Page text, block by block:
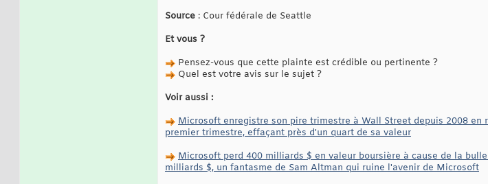
Source : Cour fédérale de Seattle
Et vous ?
Pensez-vous que cette plainte est crédible ou pertinente ?
Quel est votre avis sur le sujet ?
Voir aussi :
Microsoft enregistre son pire trimestre à Wall Street depuis 2008
premier trimestre, effaçant près d'un quart de sa valeur
Microsoft perd 400 milliards $ en valeur boursière à cause de la
milliards $, un fantasme de Sam Altman qui ruine l'avenir de Microsoft